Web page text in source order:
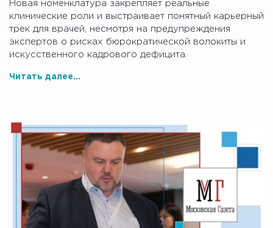
Новая номенклатура закрепляет реальные
клинические роли и выстраивает понятный карьерный
трек для врачей, несмотря на предупреждения
экспертов о рисках бюрократической волокиты и
искусственного кадрового дефицита.
Читать далее...